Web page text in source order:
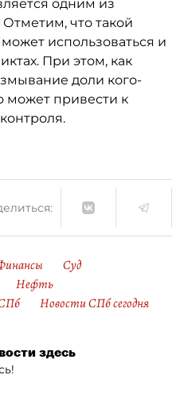
одним из
что такой
использоваться и
При этом, как
доли кого-
может привести к
Суд
Нефть
Новости СПб сегодня
здесь